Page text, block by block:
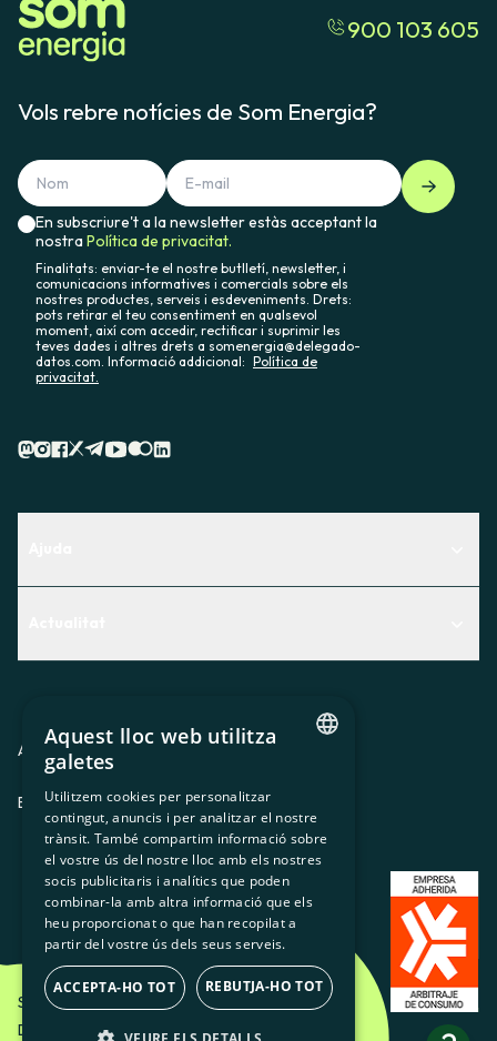
900 103 605
Vols rebre notícies de Som Energia?
En subscriure't a la newsletter estàs acceptant la
nostraPolítica de privacitat.
Finalitats: enviar-te el nostre butlletí, newsletter, i
comunicacions informatives i comercials sobre els
nostres productes, serveis i esdeveniments. Drets:
pots retirar el teu consentiment en qualsevol
moment, així com accedir, rectificar i suprimir les
teves dades i altres drets a somenergia@delegado-
datos.com. Informació addicional: Política de
privacitat.
Premsa
Treballa amb nosaltres
Avis legal Política de privacitatPolítica de cookies
ES CAGLEU
Som Energia SCCL - 2026
Disseny Creatiu d'Etéreo Design.
SPANISH
GL
BASQUE
Aquest lloc web utilitza
galetes
Utilitzem cookies per personalitzar
contingut, anuncis i per analitzar el nostre
trànsit. També compartim informació sobre
el vostre ús del nostre lloc amb els nostres
socis publicitaris i analítics que poden
combinar-la amb altra informació que els
heu proporcionat o que han recopilat a
partir del vostre ús dels seus serveis.
ACCEPTA-HO TOT REBUTJA-HO TOT